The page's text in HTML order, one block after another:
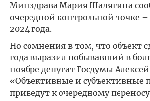
Минздрава Мария Шалягина
очередной контрольной точке –
2024 года.
Но сомнения в том, что объект
года выразил побывавший в
ноябре депутат Госдумы
«Объективные и субъективные
приведут к очередному